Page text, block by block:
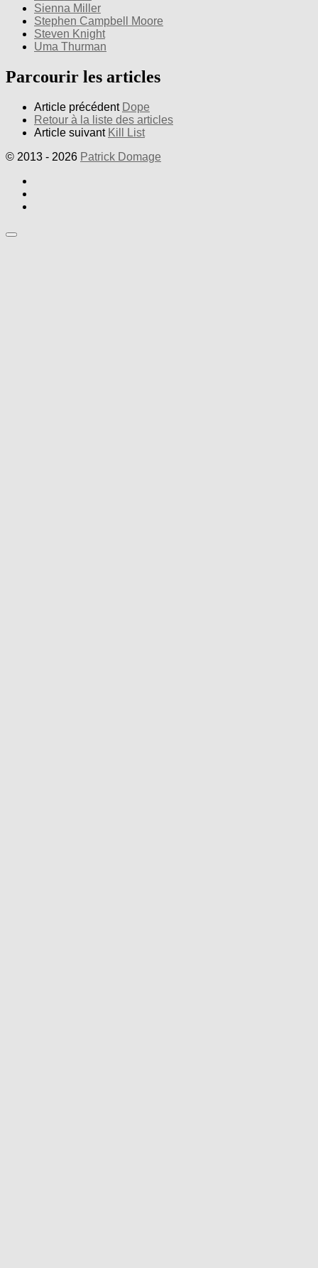
Sienna Miller
Stephen Campbell Moore
Steven Knight
Uma Thurman
Parcourir les articles
Article précédent Dope
Retour à la liste des articles
Article suivant Kill List
© 2013 - 2026 Patrick Domage